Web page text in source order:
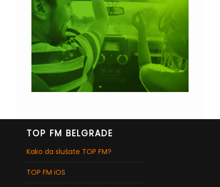
TOP FM BELGRADE
Kako da slušate TOP FM?
TOP FM iOS